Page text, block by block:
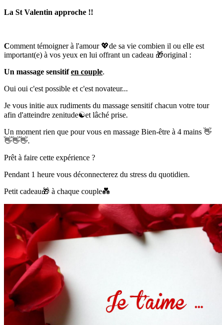
La St Valentin approche !!
Comment témoigner à l'amour 💖de sa vie combien il ou elle est
important(e) à vos yeux en lui offrant un cadeau 🎁original :
Un massage sensitifen couple.
Oui oui c'est possible et c'est novateur...
Je vous initie aux rudiments du massage sensitif chacun votre tour
afin d'atteindre zenitude☯️et lâché prise.
Un moment rien que pour vous en massage Bien-être à 4 mains 👋
👋👋👋.
Prêt à faire cette expérience ?
Pendant 1 heure vous déconnecterez du stress du quotidien.
Petit cadeau🎁 à chaque couple💑